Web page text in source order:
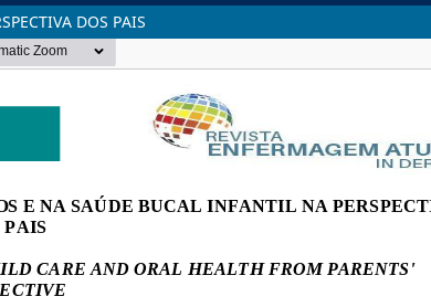
DOS PAIS